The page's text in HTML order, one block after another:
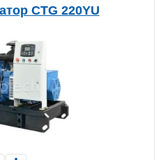
CTG 220YU